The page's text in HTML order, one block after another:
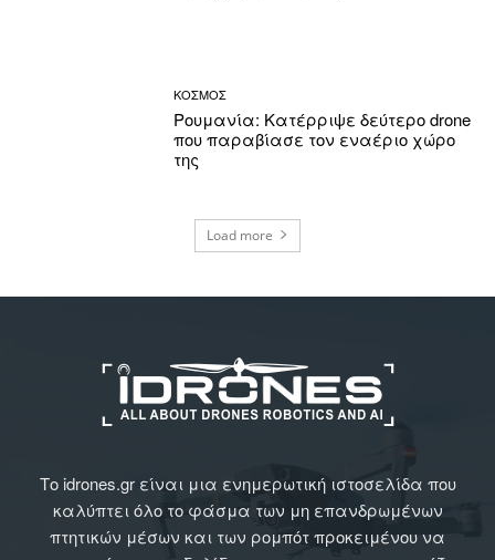
ΚΟΣΜΟΣ
Ρουμανία: Κατέρριψε δεύτερο drone
που παραβίασε τον εναέριο χώρο
της
Load more
Το idrones.gr είναι μια ενημερωτική ιστοσελίδα που
καλύπτει όλο το φάσμα των μη επανδρωμένων
πτητικών μέσων και των ρομπότ προκειμένου να